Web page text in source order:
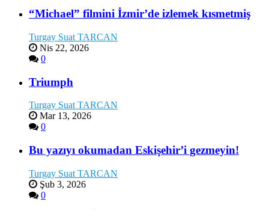
“Michael” filmini İzmir’de izlemek kısmetmiş
Turgay Suat TARCAN
Nis 22, 2026
0
Triumph
Turgay Suat TARCAN
Mar 13, 2026
0
Bu yazıyı okumadan Eskişehir’i gezmeyin!
Turgay Suat TARCAN
Şub 3, 2026
0